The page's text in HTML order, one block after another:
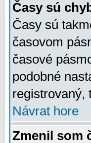
Časy sú
Časy sú
časovom
časové
podobné
registrovaný,
Návrat hore
Zmenil som